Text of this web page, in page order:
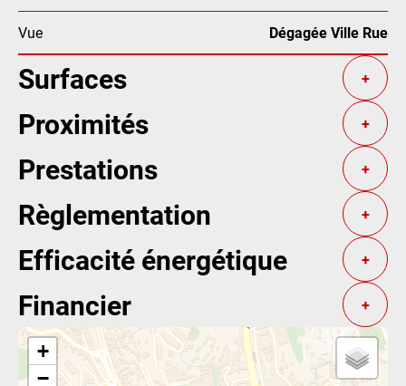
Vue Dégagée Ville Rue
Surfaces +
Proximités +
Prestations +
Règlementation +
Efficacité énergétique +
Financier +
+
−